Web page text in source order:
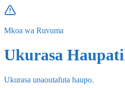
Mkoa wa Ruvuma
Ukurasa
Ukurasa unaoutafuta haupo.